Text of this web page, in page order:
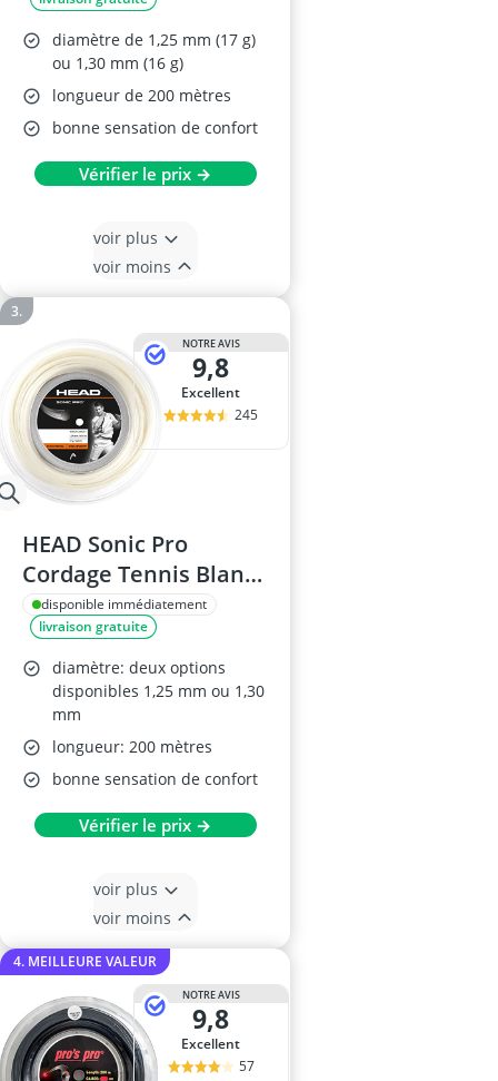
diamètre de 1,25 mm (17 g)
ou 1,30 mm (16 g)
longueur de 200 mètres
bonne sensation de confort
Vérifier le prix →
voir plus
voir moins
NOTRE AVIS
9,8
Excellent
245
HEAD Sonic Pro
Cordage Tennis Blanc
200 m x 1,25 mm
disponible immédiatement
livraison gratuite
diamètre: deux options
disponibles 1,25 mm ou 1,30
mm
longueur: 200 mètres
bonne sensation de confort
Vérifier le prix →
voir plus
voir moins
4. MEILLEURE VALEUR
NOTRE AVIS
9,8
Excellent
57